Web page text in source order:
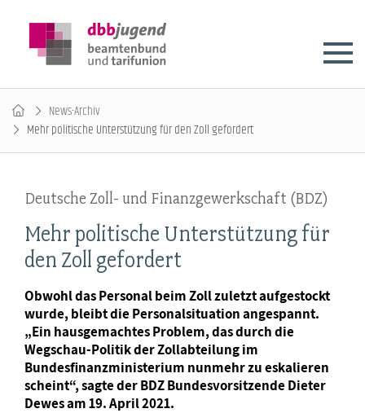
News-Archiv
Mehr politische Unterstützung für den Zoll gefordert
Deutsche Zoll- und Finanzgewerkschaft (BDZ)
Mehr politische Unterstützung für
den Zoll gefordert
Obwohl das Personal beim Zoll zuletzt aufgestockt
wurde, bleibt die Personalsituation angespannt.
„Ein hausgemachtes Problem, das durch die
Wegschau-Politik der Zollabteilung im
Bundesfinanzministerium nunmehr zu eskalieren
scheint“, sagte der BDZ Bundesvorsitzende Dieter
Dewes am 19. April 2021.